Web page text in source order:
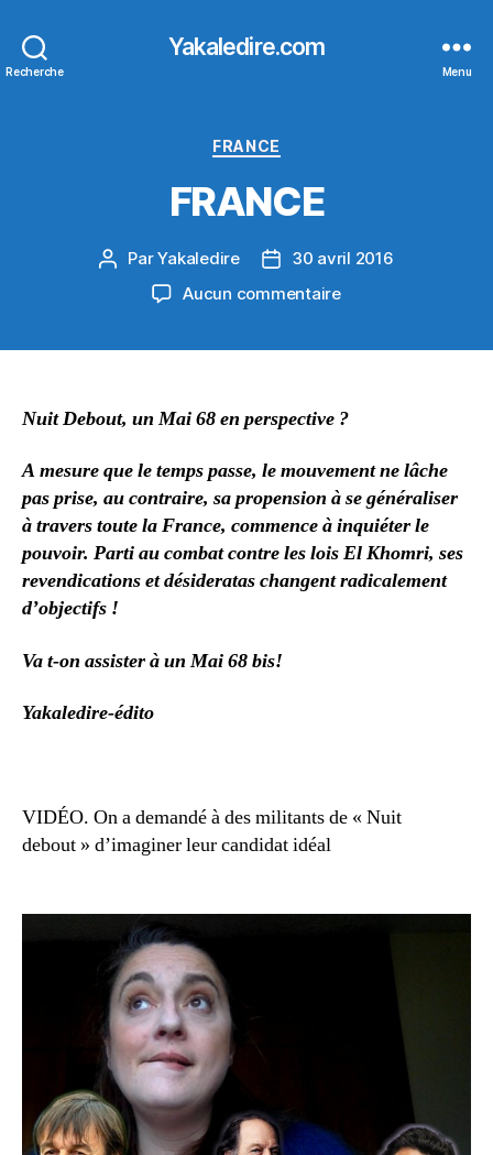
Recherche
Yakaledire.com
Menu
Catégories
FRANCE
FRANCE
Auteur
l’article
ParYakaledire
Date30 avril 2016
Aucun commentairesur
Nuit Debout, un Mai 68 en perspective ?
A mesure que le temps passe, le mouvement ne lâche
pas prise, au contraire, sa propension à se généraliser
à travers toute la France, commence à inquiéter le
pouvoir. Parti au combat contre les lois El Khomri, ses
revendications et désideratas changent radicalement
d’objectifs !
Va t-on assister à un Mai 68 bis!
Yakaledire-édito
VIDÉO. On a demandé à des militants de « Nuit
debout » d’imaginer leur candidat idéal